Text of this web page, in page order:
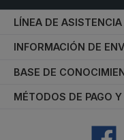
LÍNEA DE ASISTENCIA
INFORMACIÓN DE
BASE DE
MÉTODOS DE PAGO